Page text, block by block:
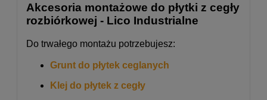
Akcesoria montażowe do płytki z cegły
rozbiórkowej - Lico Industrialne
Do trwałego montażu potrzebujesz:
Grunt do płytek ceglanych
Klej do płytek z cegły